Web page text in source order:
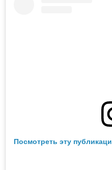
Посмотреть эту